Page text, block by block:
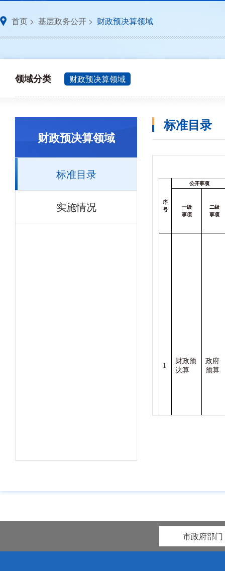
首页 > 基层政务公开 > 财政预决算领域
领域分类 财政预决算领域
财政预决算领域
标准目录
实施情况
标准目录
序
号
公开事项
一级
事项
二级
事项
1
财政预
决算
政府
预算
市政府部门